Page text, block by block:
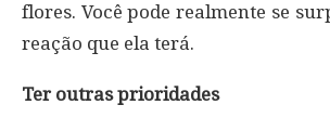
flores. Você pode realmente se
reação que ela terá.
Ter outras prioridades